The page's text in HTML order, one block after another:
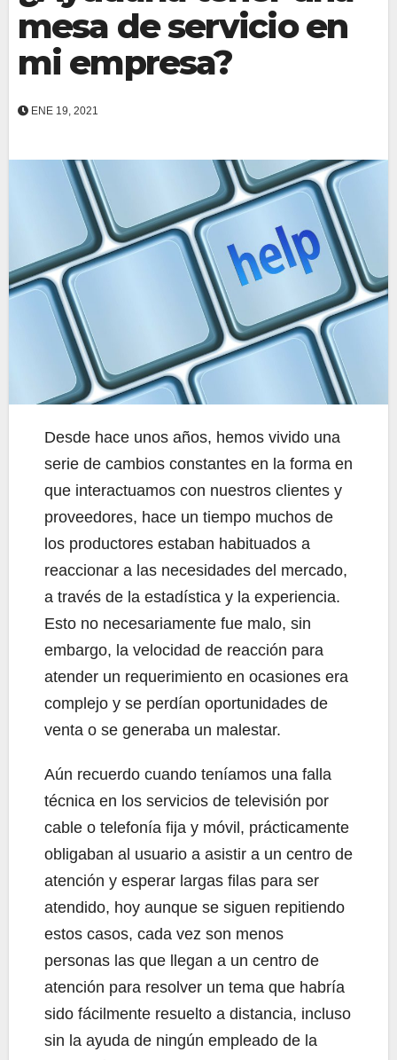
mesa de servicio en
mi empresa?
ENE 19, 2021
Desde hace unos años, hemos vivido una
serie de cambios constantes en la forma en
que interactuamos con nuestros clientes y
proveedores, hace un tiempo muchos de
los productores estaban habituados a
reaccionar a las necesidades del mercado,
a través de la estadística y la experiencia.
Esto no necesariamente fue malo, sin
embargo, la velocidad de reacción para
atender un requerimiento en ocasiones era
complejo y se perdían oportunidades de
venta o se generaba un malestar.
Aún recuerdo cuando teníamos una falla
técnica en los servicios de televisión por
cable o telefonía fija y móvil, prácticamente
obligaban al usuario a asistir a un centro de
atención y esperar largas filas para ser
atendido, hoy aunque se siguen repitiendo
estos casos, cada vez son menos
personas las que llegan a un centro de
atención para resolver un tema que habría
sido fácilmente resuelto a distancia, incluso
sin la ayuda de ningún empleado de la